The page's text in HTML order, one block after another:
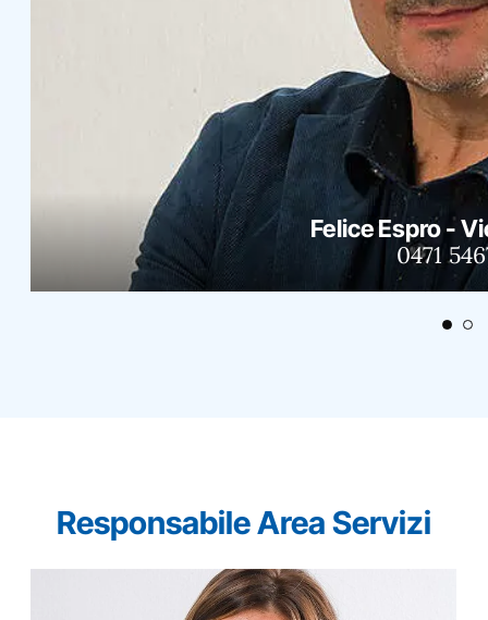
Felice Espro -
0471
Responsabile Area Servizi